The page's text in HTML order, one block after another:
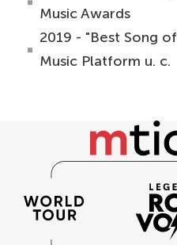
Music Awards
2019 - "Best Song
Music Platform u. c.